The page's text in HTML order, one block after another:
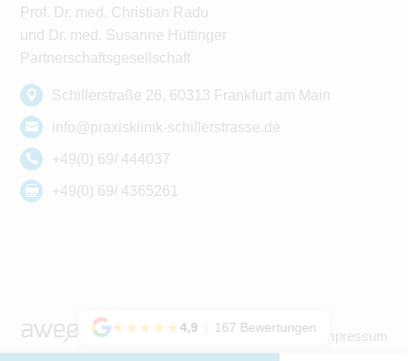
Prof. Dr. med. Christian Radu
und Dr. med. Susanne Hüttinger
Partnerschaftsgesellschaft
Schillerstraße 26, 60313 Frankfurt am Main
info@praxisklinik-schillerstrasse.de
+49(0) 69/ 444037
+49(0) 69/ 4365261
Datenschutzerklärung Impressum
★★★★★4,9 167 Bewertungen